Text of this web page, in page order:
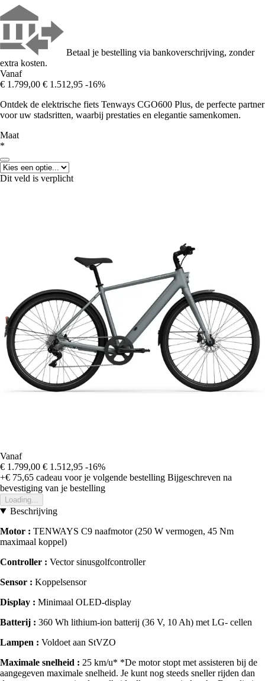
Betaal je bestelling via bankoverschrijving, zonder
extra kosten.
Vanaf
€ 1.799,00 € 1.512,95 -16%
Ontdek de elektrische fiets Tenways CGO600 Plus, de perfecte partner
voor uw stadsritten, waarbij prestaties en elegantie samenkomen.
Maat
*
Dit veld is verplicht
Vanaf
€ 1.799,00 € 1.512,95 -16%
+€ 75,65 cadeau voor je volgende bestelling Bijgeschreven na
bevestiging van je bestelling
Loading...
Beschrijving
Motor : TENWAYS C9 naafmotor (250 W vermogen, 45 Nm
maximaal koppel)
Controller : Vector sinusgolfcontroller
Sensor : Koppelsensor
Display : Minimaal OLED-display
Batterij : 360 Wh lithium-ion batterij (36 V, 10 Ah) met LG- cellen
Lampen : Voldoet aan StVZO
Maximale snelheid : 25 km/u* *De motor stopt met assisteren bij de
aangegeven maximale snelheid. Je kunt nog steeds sneller rijden dan